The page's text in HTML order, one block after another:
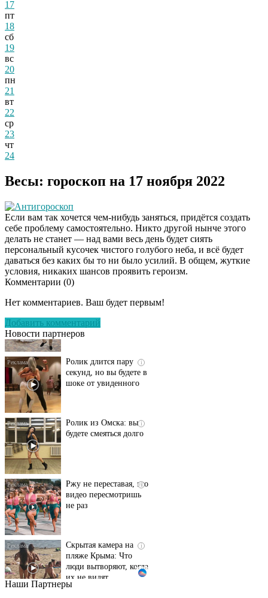
17
пт
18
сб
19
вс
20
пн
21
вт
22
ср
23
чт
24
Весы: гороскоп на 17 ноября 2022
Антигороскоп
Если вам так хочется чем-нибудь заняться, придётся создать
себе проблему самостоятельно. Никто другой нынче этого
делать не станет — над вами весь день будет сиять
персональный кусочек чистого голубого неба, и всё будет
даваться без каких бы то ни было усилий. В общем, жуткие
условия, никаких шансов проявить героизм.
Комментарии (0)
Нет комментариев. Ваш будет первым!
Добавить комментарий
Новости партнеров
Этот танец невесты
Пересмотрела 10 раз
шоке от увиденного
не раз
люди вытворяют, когда
их не видят...
Ролик длится
Наши Партнеры